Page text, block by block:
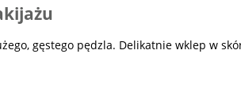
gęstego pędzla. Delikatnie wklep w